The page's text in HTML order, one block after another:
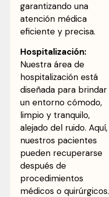
garantizando una
atención médica
eficiente y precisa.
Hospitalización:
Nuestra área de
hospitalización está
diseñada para brindar
un entorno cómodo,
limpio y tranquilo,
alejado del ruido. Aquí,
nuestros pacientes
pueden recuperarse
después de
procedimientos
médicos o quirúrgicos.